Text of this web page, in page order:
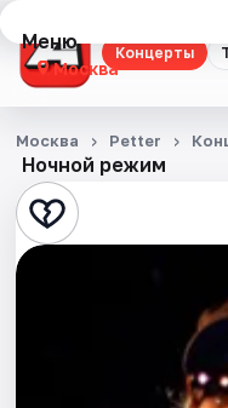
Концерты
Меню
Москва
Концерты
Театр
Стендап
Ночной режим
Москва Petter